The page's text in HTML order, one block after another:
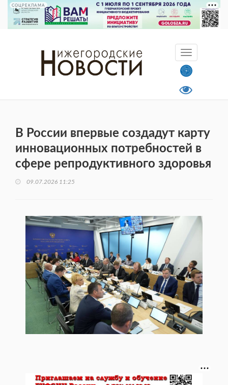
СОЦРЕКЛАМА
В России впервые создадут карту
инновационных потребностей в
сфере репродуктивного здоровья
09.07.2026 11:25